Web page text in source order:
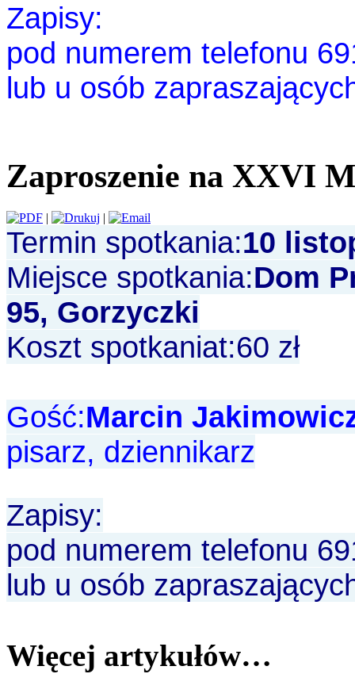
Zapisy:
pod numerem telefonu
lub u osób
Zaproszenie na XXVI
| |
Termin spotkania:10
Miejsce spotkania:Dom
95, Gorzyczki
Koszt spotkaniat:60 zł
Gość:Marcin
pisarz, dziennikarz
Zapisy:
pod numerem telefonu
lub u osób
Więcej artykułów…